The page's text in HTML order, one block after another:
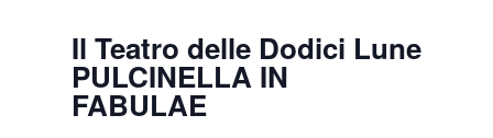
Il Teatro delle Dodici Lune
PULCINELLA IN
FABULAE